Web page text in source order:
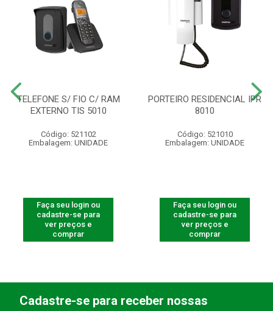
TELEFONE S/ FIO C/ RAM
EXTERNO TIS 5010
Código: 521102
Embalagem: UNIDADE
Faça seu login ou
cadastre-se para
ver preços e
comprar
PORTEIRO RESIDENCIAL IPR
8010
Código: 521010
Embalagem: UNIDADE
Faça seu login ou
cadastre-se para
ver preços e
comprar
Cadastre-se para receber nossas